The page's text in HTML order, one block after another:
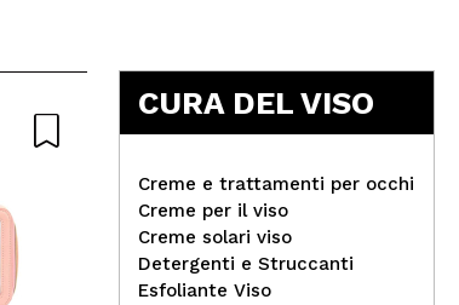
Jovo - Blush liquido Blush -
03: Coral Sunset
CURA DEL VISO
Creme e trattamenti per occhi
Creme per il viso
Creme solari viso
Detergenti e Struccanti
Esfoliante Viso